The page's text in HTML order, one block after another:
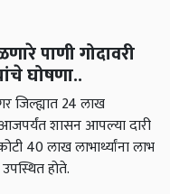
पाणी गोदावरी
घोषणा..
जिल्ह्यात 24 लाख
शासन आपल्या दारी
40 लाख लाभार्थ्यांना लाभ
होते.